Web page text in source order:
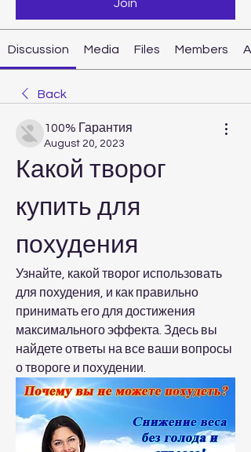
Join
Discussion Media Files Members
Back
100% Гарантия
August 20, 2023
Какой творог
купить для
похудения
Узнайте, какой творог использовать
для похудения, и как правильно
принимать его для достижения
максимального эффекта. Здесь вы
найдете ответы на все ваши вопросы
о твороге и похудении.